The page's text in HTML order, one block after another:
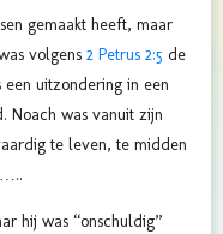
gemaakt heeft, maar
volgens 2 Petrus 2:5 de
een uitzondering in een
Noach was vanuit zijn
te leven, te midden
hij was “onschuldig”